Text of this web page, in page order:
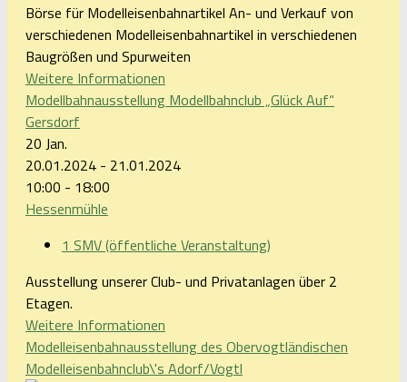
Börse für Modelleisenbahnartikel An- und Verkauf von
verschiedenen Modelleisenbahnartikel in verschiedenen
Baugrößen und Spurweiten
Weitere Informationen
Modellbahnausstellung Modellbahnclub „Glück Auf“
Gersdorf
20 Jan.
20.01.2024 - 21.01.2024
10:00 - 18:00
Hessenmühle
1 SMV (öffentliche Veranstaltung)
Ausstellung unserer Club- und Privatanlagen über 2
Etagen.
Weitere Informationen
Modelleisenbahnausstellung des Obervogtländischen
Modelleisenbahnclub\'s Adorf/Vogtl